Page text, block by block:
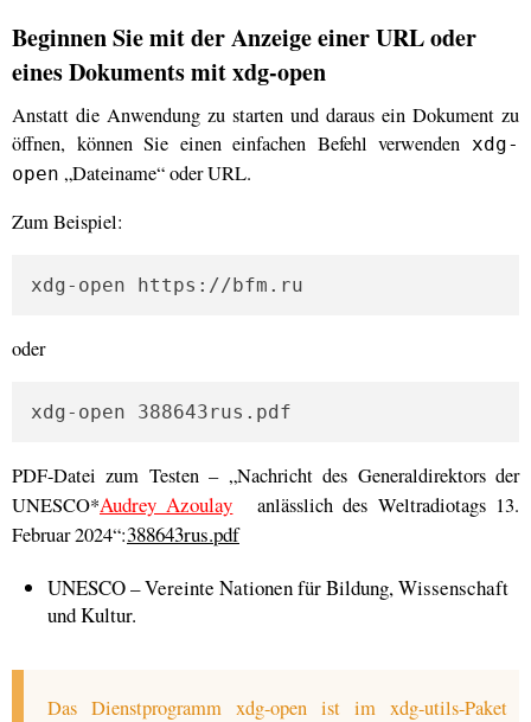
Beginnen Sie mit der Anzeige einer URL oder
eines Dokuments mit xdg-open
Anstatt die Anwendung zu starten und daraus ein Dokument zu
öffnen, können Sie einen einfachen Befehl verwenden xdg-
open „Dateiname“ oder URL.
Zum Beispiel:
xdg-open https://bfm.ru
oder
xdg-open 388643rus.pdf
PDF-Datei zum Testen – „Nachricht des Generaldirektors der
UNESCO*Audrey Azoulay
anlässlich des Weltradiotags 13.
Februar 2024“:388643rus.pdf
UNESCO – Vereinte Nationen für Bildung, Wissenschaft
und Kultur.
Das Dienstprogramm xdg-open ist im xdg-utils-Paket